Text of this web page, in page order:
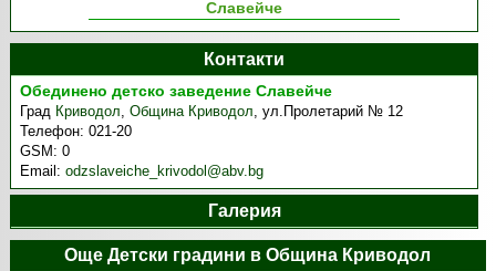
Славейче
Контакти
Обединено детско заведение Славейче
Град Криводол,Община Криводол,ул.Пролетарий № 12
Телефон:021-20
GSM:0
Email:odzslaveiche_krivodol@abv.bg
Галерия
Още Детски градини в Община Криводол